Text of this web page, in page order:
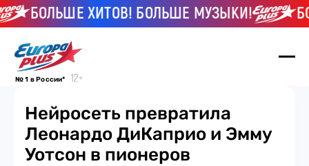
БОЛЬШЕ ХИТОВ! БОЛЬШЕ МУЗЫКИ!
№ 1 в России*
Нейросеть превратила
Леонардо ДиКаприо и Эмму
Уотсон в пионеров